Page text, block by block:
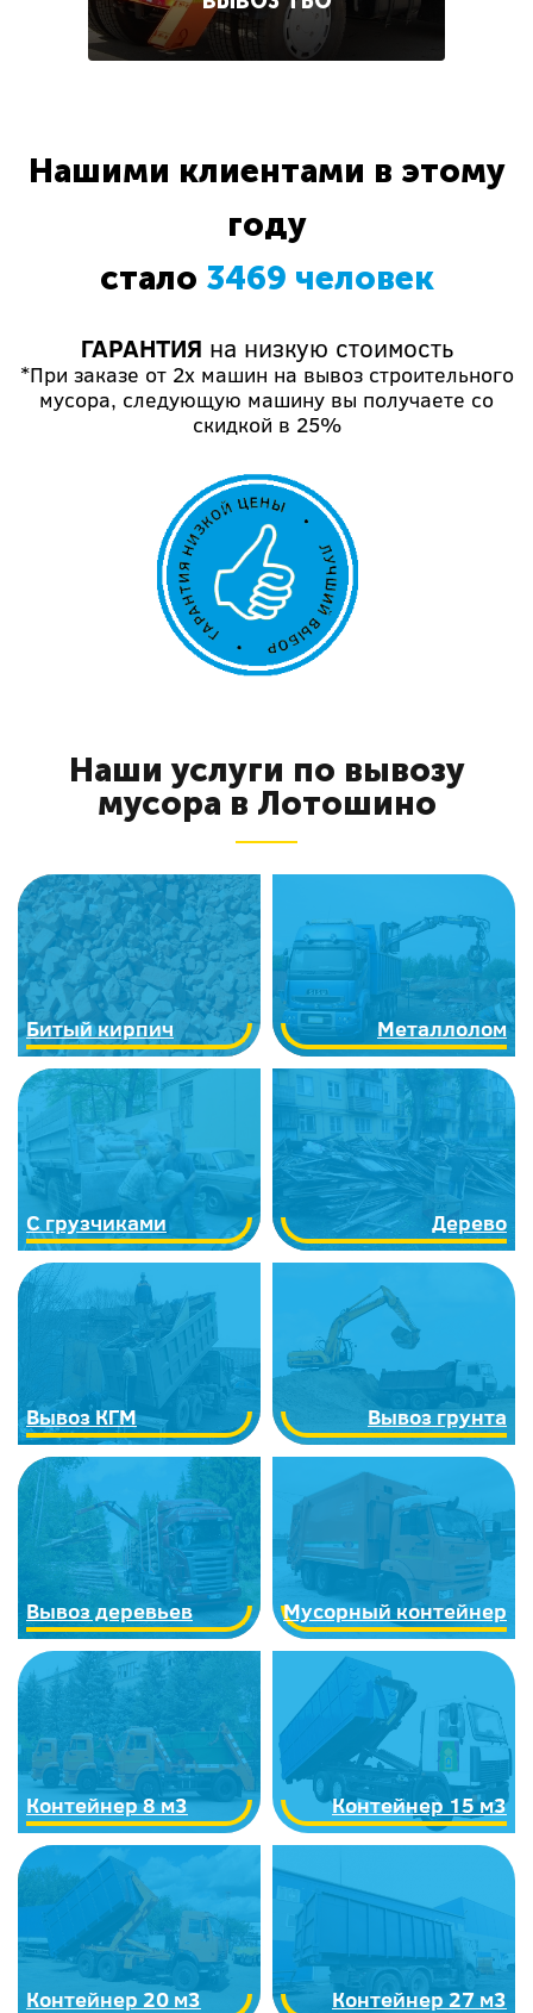
Нашими клиентами в этому
году
стало 3469 человек
ГАРАНТИЯ на низкую стоимость
*При заказе от 2х машин на вывоз строительного
мусора, следующую машину вы получаете со
скидкой в 25%
Наши услуги по вывозу
мусора в Лотошино
Битый кирпич Металлолом
С грузчиками Дерево
Вывоз КГМ Вывоз грунта
Вывоз деревьев Мусорный контейнер
Контейнер 8 м3 Контейнер 15 м3
Контейнер 20 м3 Контейнер 27 м3